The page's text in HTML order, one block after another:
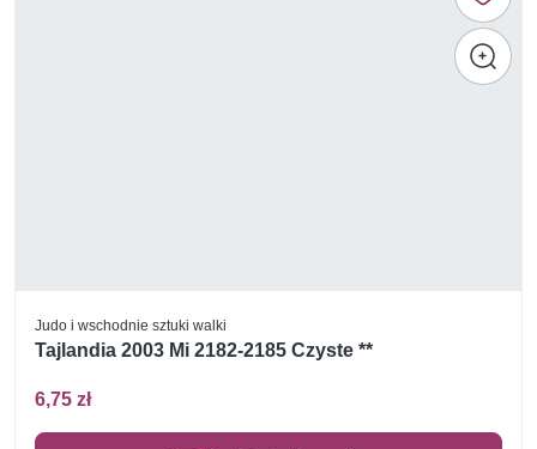
Judo i wschodnie sztuki walki
Tajlandia 2003 Mi 2182-2185 Czyste **
6,75 zł